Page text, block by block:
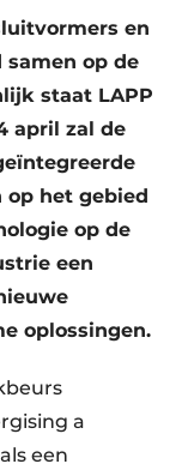
en
op de
staat LAPP
april zal de
op het gebied
op de
een
oplossingen.
a
een